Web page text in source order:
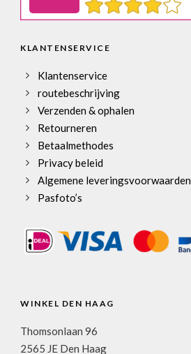
KLANTENSERVICE
Klantenservice
routebeschrijving
Verzenden & ophalen
Retourneren
Betaalmethodes
Privacy beleid
Algemene leveringsvoorwaarden
Pasfoto’s
WINKEL DEN HAAG
Thomsonlaan 96
2565 JE Den Haag